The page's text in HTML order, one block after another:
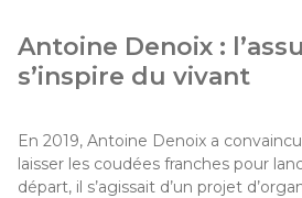
Antoine Denoix :
s’inspire du vivant
En 2019, Antoine Denoix a
laisser les coudées franches pour
départ, il s’agissait d’un projet